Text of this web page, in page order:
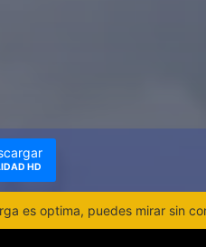
HD
es optima, puedes mirar sin